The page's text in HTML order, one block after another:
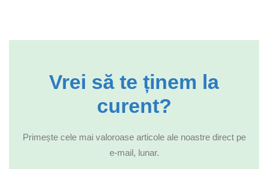
Vrei să te ținem la
curent?
Primește cele mai valoroase articole ale noastre direct pe
e-mail, lunar.